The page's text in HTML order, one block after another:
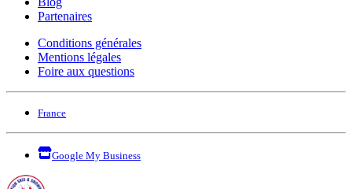
Partenaires
Conditions générales
Mentions légales
Foire aux questions
France
Google My Business